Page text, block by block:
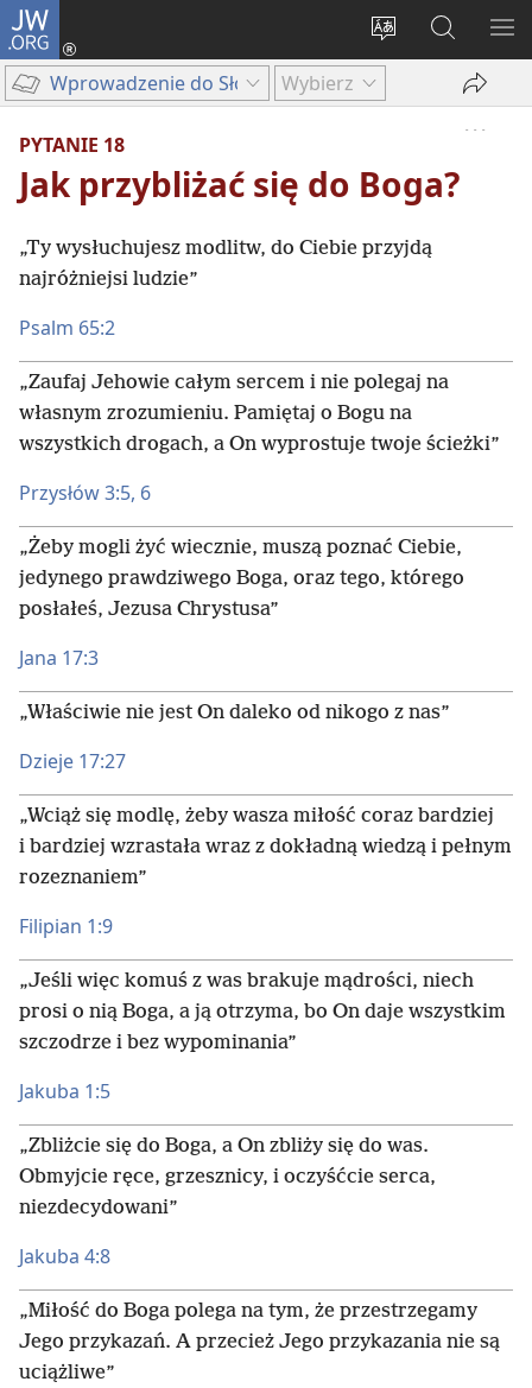
JW.ORG
Wybór
języka
Logowanie
(opens
new
window)
Szukaj
JW.ORG
Wprowadzenie do Słowa Bożego
Wybierz
PYTANIE 18
Jak przybliżać się do Boga?
„Ty wysłuchujesz modlitw, do Ciebie przyjdą
najróżniejsi ludzie”
Psalm 65:2
„Zaufaj Jehowie całym sercem i nie polegaj na
własnym zrozumieniu. Pamiętaj o Bogu na
wszystkich drogach, a On wyprostuje twoje ścieżki”
Przysłów 3:5, 6
„Żeby mogli żyć wiecznie, muszą poznać Ciebie,
jedynego prawdziwego Boga, oraz tego, którego
posłałeś, Jezusa Chrystusa”
Jana 17:3
„Właściwie nie jest On daleko od nikogo z nas”
Dzieje 17:27
„Wciąż się modlę, żeby wasza miłość coraz bardziej
i bardziej wzrastała wraz z dokładną wiedzą i pełnym
rozeznaniem”
Filipian 1:9
„Jeśli więc komuś z was brakuje mądrości, niech
prosi o nią Boga, a ją otrzyma, bo On daje wszystkim
szczodrze i bez wypominania”
Jakuba 1:5
„Zbliżcie się do Boga, a On zbliży się do was.
Obmyjcie ręce, grzesznicy, i oczyśćcie serca,
niezdecydowani”
Jakuba 4:8
„Miłość do Boga polega na tym, że przestrzegamy
Jego przykazań. A przecież Jego przykazania nie są
uciążliwe”